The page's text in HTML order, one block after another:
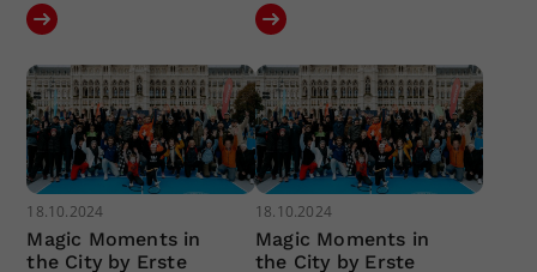
18.10.2024
Magic Moments in
the City by Erste
18.10.2024
Magic Moments in
the City by Erste